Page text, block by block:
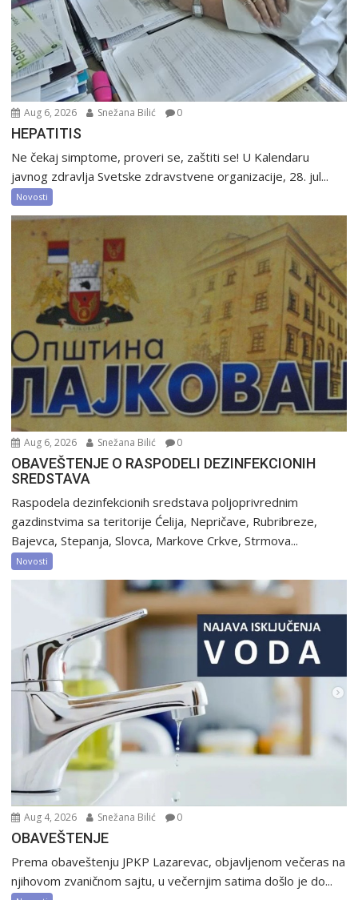
Aug 6, 2026 Snežana Bilić 0
HEPATITIS
Ne čekaj simptome, proveri se, zaštiti se! U Kalendaru
javnog zdravlja Svetske zdravstvene organizacije, 28. jul...
Novosti
Aug 6, 2026 Snežana Bilić 0
OBAVEŠTENJE O RASPODELI DEZINFEKCIONIH
SREDSTAVA
Raspodela dezinfekcionih sredstava poljoprivrednim
gazdinstvima sa teritorije Ćelija, Nepričave, Rubribreze,
Bajevca, Stepanja, Slovca, Markove Crkve, Strmova...
Novosti
Aug 4, 2026 Snežana Bilić 0
OBAVEŠTENJE
Prema obaveštenju JPKP Lazarevac, objavljenom večeras na
njihovom zvaničnom sajtu, u večernjim satima došlo je do...